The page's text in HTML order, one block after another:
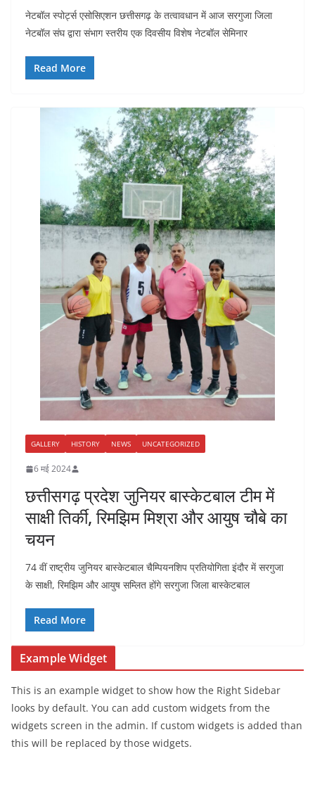
नेटबॉल स्पोर्ट्स एसोसिएशन छत्तीसगढ़ के तत्वावधान में आज सरगुजा जिला
नेटबॉल संघ द्वारा संभाग स्तरीय एक दिवसीय विशेष नेटबॉल सेमिनार
Read More
GALLERY HISTORY NEWS UNCATEGORIZED
6 मई 2024
छत्तीसगढ़ प्रदेश जुनियर बास्केटबाल टीम में
साक्षी तिर्की, रिमझिम मिश्रा और आयुष चौबे का
चयन
74 वीं राष्ट्रीय जुनियर बास्केटबाल चैम्पियनशिप प्रतियोगिता इंदौर में सरगुजा
के साक्षी, रिमझिम और आयुष सम्लित होंगे सरगुजा जिला बास्केटबाल
Read More
Example Widget
This is an example widget to show how the Right Sidebar
looks by default. You can add custom widgets from the
widgets screen in the admin. If custom widgets is added than
this will be replaced by those widgets.